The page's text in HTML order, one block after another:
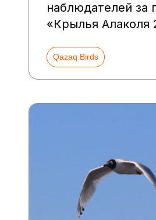
наблюдателей за
«Крылья Алаколя
Qazaq Birds